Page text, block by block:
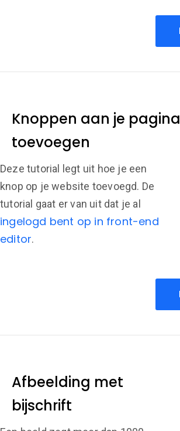
Knoppen aan je pagina
toevoegen
Deze tutorial legt uit hoe je een
knop op je website toevoegd. De
tutorial gaat er van uit dat je al
ingelogd bent op in front-end
editor.
Afbeelding met
bijschrift